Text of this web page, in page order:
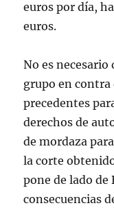
euros por día,
euros.
No es necesario
grupo en
precedentes
derechos de
de mordaza
la corte
pone de lado de
consecuencias